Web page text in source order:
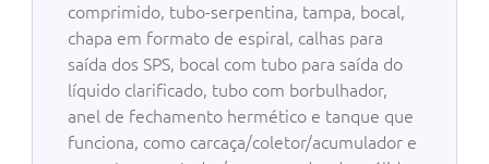
comprimido, tubo-serpentina, tampa, bocal,
chapa em formato de espiral, calhas para
saída dos SPS, bocal com tubo para saída do
líquido clarificado, tubo com borbulhador,
anel de fechamento hermético e tanque que
funciona, como carcaça/coletor/acumulador e